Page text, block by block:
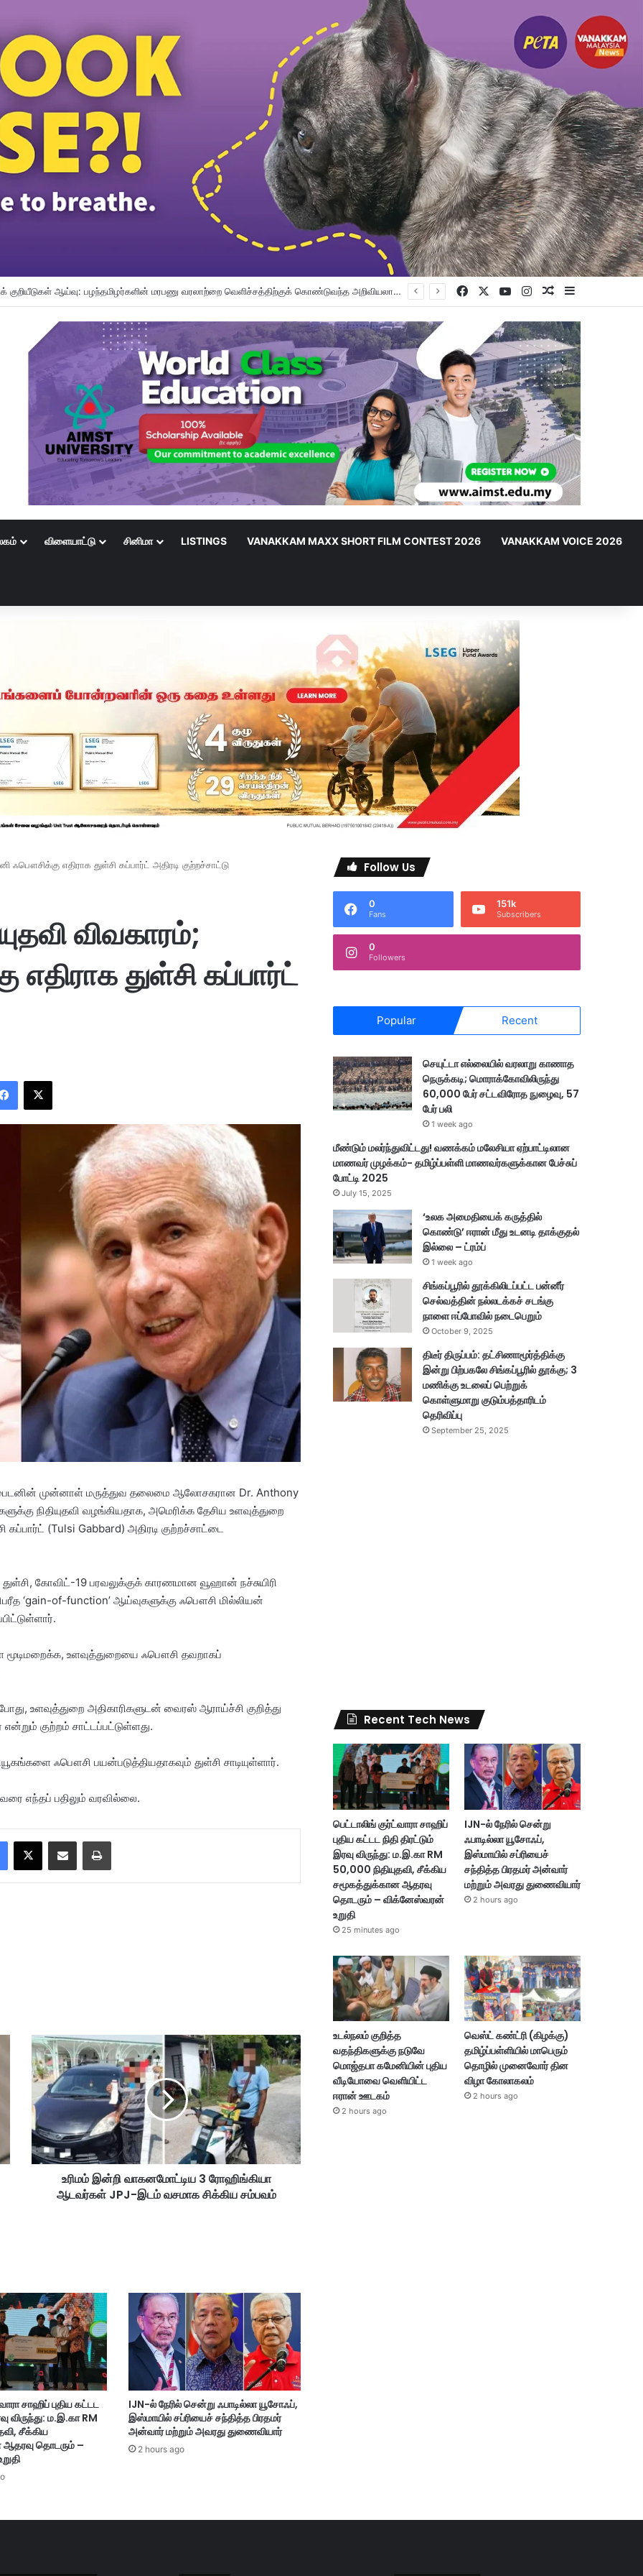
பெட்டாலிங் குர்ட்வாரா சாஹிப் புதிய கட்டட நிதி திரட்டும் இரவு விருந்து: ம.இ.கா RM 50,000 நிதியுதவி, சீக்கிய சமூகத்துக்கான ஆதரவு தொடரும் – விக்னேஸ்வரன் உறுதி Facebook YouTubeInstagramRandom Article
விளையாட்டு சினிமா LISTINGS VANAKKAM MAXX SHORT FILM CONTEST 2026 VANAKKAM VOICE 2026
எதிராக துள்சி கப்பார்ட் அதிரடி குற்றச்சாட்டு
விவகாரம்;
துள்சி கப்பார்ட்
முன்னாள் மருத்துவ தலைமை ஆலோசகரான Dr. Anthony
நிதியுதவி வழங்கியதாக, அமெரிக்க தேசிய உளவுத்துறை
(Tulsi Gabbard) அதிரடி குற்றச்சாட்டை
கோவிட்-19 பரவலுக்குக் காரணமான வூஹான் நச்சுயிரி
of-function’ ஆய்வுகளுக்கு ஃபௌசி மில்லியன்
உளவுத்துறையை ஃபௌசி தவறாகப்
உளவுத்துறை அதிகாரிகளுடன் வைரஸ் ஆராய்ச்சி குறித்து
குற்றம் சாட்டப்பட்டுள்ளது.
ஃபௌசி பயன்படுத்தியதாகவும் துள்சி சாடியுள்ளார்.
எந்தப் பதிலும் வரவில்லை.
உ
ரி
ம
இ
ன்
றி
வா
க
கி
யா
ஆ
ட
வ
ர்
க
ள்
J
P
உரிமம் இன்றி வாகனமோட்டிய 3 ரோஹிங்கியா
ஆடவர்கள் JPJ-இடம் வசமாக சிக்கிய சம்பவம்
சாஹிப் புதிய கட்டட
விருந்து: ம.இ.கா RM
சீக்கிய
ஆதரவு தொடரும் –
IJN-ல் நேரில் சென்று ஃபாடில்லா யூசோஃப்,
இஸ்மாயில் சப்ரியைச் சந்தித்த பிரதமர்
அன்வார் மற்றும் அவரது துணைவியார்
2 hours ago
Follow Us
0
Fans
151k
Subscribers
0
Followers
Popular Recent
செயுட்டா எல்லையில் வரலாறு காணாத
நெருக்கடி; மொராக்கோவிலிருந்து
60,000 பேர் சட்டவிரோத நுழைவு, 57
பேர் பலி
1 week ago
மீண்டும் மலர்ந்துவிட்டது! வணக்கம் மலேசியா ஏற்பாட்டிலான
மாணவர் முழக்கம்- தமிழ்ப்பள்ளி மாணவர்களுக்கான பேச்சுப்
போட்டி 2025
July 15, 2025
‘உலக அமைதியைக் கருத்தில்
கொண்டு’ ஈரான் மீது உடனடி தாக்குதல்
இல்லை – ட்ரம்ப்
1 week ago
சிங்கப்பூரில் தூக்கிலிடப்பட்ட பன்னீர்
செல்வத்தின் நல்லடக்கச் சடங்கு
நாளை ஈப்போவில் நடைபெறும்
October 9, 2025
திடீர் திருப்பம்: தட்சிணாமூர்த்திக்கு
இன்று பிற்பகலே சிங்கப்பூரில் தூக்கு; 3
மணிக்கு உடலைப் பெற்றுக்
கொள்ளுமாறு குடும்பத்தாரிடம்
தெரிவிப்பு
September 25, 2025
Recent Tech News
பெட்டாலிங் குர்ட்வாரா சாஹிப்
புதிய கட்டட நிதி திரட்டும்
இரவு விருந்து: ம.இ.கா RM
50,000 நிதியுதவி, சீக்கிய
சமூகத்துக்கான ஆதரவு
தொடரும் – விக்னேஸ்வரன்
உறுதி
25 minutes ago
IJN-ல் நேரில் சென்று
ஃபாடில்லா யூசோஃப்,
இஸ்மாயில் சப்ரியைச்
சந்தித்த பிரதமர் அன்வார்
மற்றும் அவரது துணைவியார்
2 hours ago
உடல்நலம் குறித்த
வதந்திகளுக்கு நடுவே
மொஜ்தபா கமேனியின் புதிய
வீடியோவை வெளியிட்ட
ஈரான் ஊடகம்
2 hours ago
வெஸ்ட் கண்ட்ரி (கிழக்கு)
தமிழ்ப்பள்ளியில் மாபெரும்
தொழில் முனைவோர் தின
விழா கோலாகலம்
2 hours ago